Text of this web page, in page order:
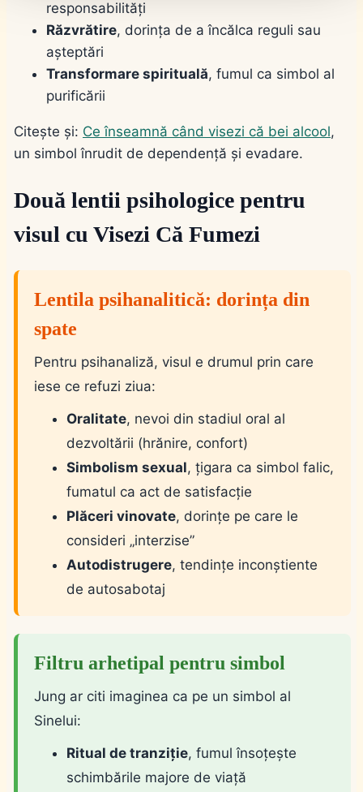
responsabilități
Răzvrătire, dorința de a încălca reguli sau
așteptări
Transformare spirituală, fumul ca simbol al
purificării
Citește și: Ce înseamnă când visezi că bei alcool,
un simbol înrudit de dependență și evadare.
Două lentii psihologice pentru
visul cu Visezi Că Fumezi
Lentila psihanalitică: dorința din
spate
Pentru psihanaliză, visul e drumul prin care
iese ce refuzi ziua:
Oralitate, nevoi din stadiul oral al
dezvoltării (hrănire, confort)
Simbolism sexual, țigara ca simbol falic,
fumatul ca act de satisfacție
Plăceri vinovate, dorințe pe care le
consideri „interzise”
Autodistrugere, tendințe inconștiente
de autosabotaj
Filtru arhetipal pentru simbol
Jung ar citi imaginea ca pe un simbol al
Sinelui:
Ritual de tranziție, fumul însoțește
schimbările majore de viață